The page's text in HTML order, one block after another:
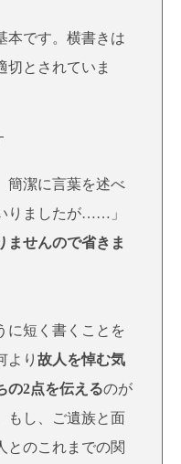
本です。横書きは
切とされていま
簡潔に言葉を述べ
りましたが……」
ませんので省きま
に短く書くことを
より 故人を悼む気
の2点を伝えるのが
もし、ご遺族と面
とのこれまでの関